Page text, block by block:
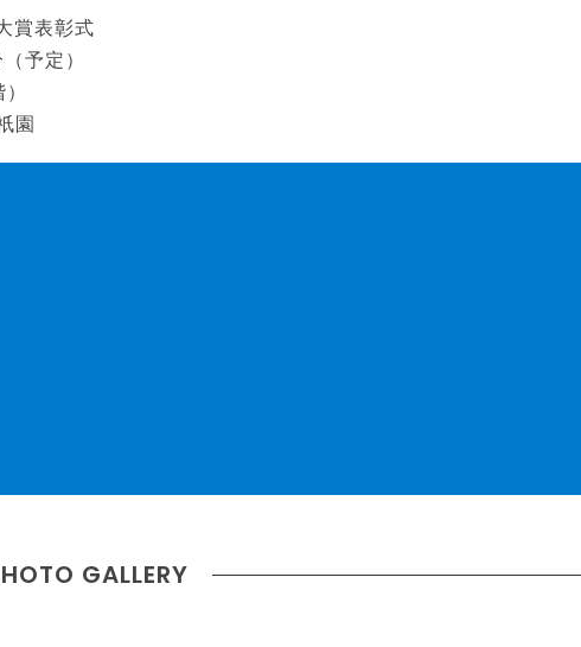
賞表彰式
予定）
園
GALLERY